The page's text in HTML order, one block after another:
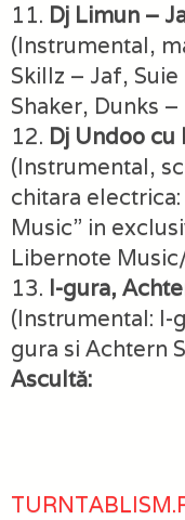
11. Dj Limun –
(Instrumental,
Skillz – Jaf,
Shaker, Dunks
12. Dj Undoo cu
(Instrumental,
chitara
Music” in
Libernote
13. I-gura,
(Instrumental: I-
gura si Achtern
Ascultă: